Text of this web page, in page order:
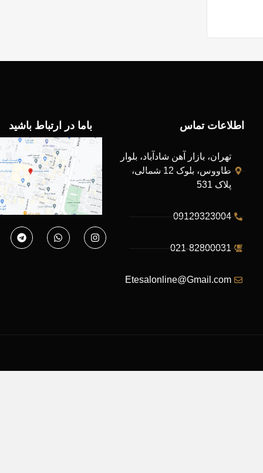
اطلاعات تماس
تهران، بازار آهن شادآباد، بلوار
طاووس، بلوک 12 شمالی،
پلاک 531
09129323004
021-82800031
Etesalonline@Gmail.com
باما در ارتباط باشید